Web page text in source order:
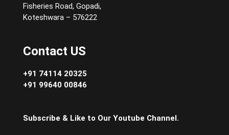
Fisheries Road, Gopadi,
Koteshwara – 576222
Contact US
+91 74114 20325
+91 99640 00846
Subscribe & Like to Our Youtube Channel.